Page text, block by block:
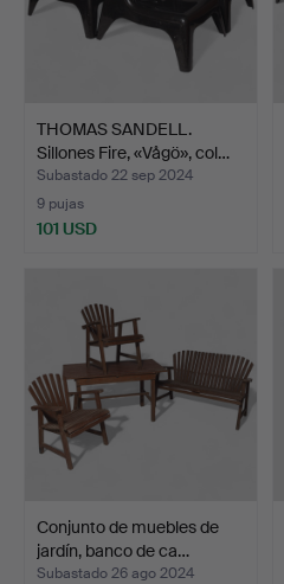
THOMAS SANDELL.
Sillones Fire, «Vågö», col…
Subastado 22 sep 2024
9 pujas
101 USD
Conjunto de muebles de
jardín, banco de ca…
Subastado 26 ago 2024